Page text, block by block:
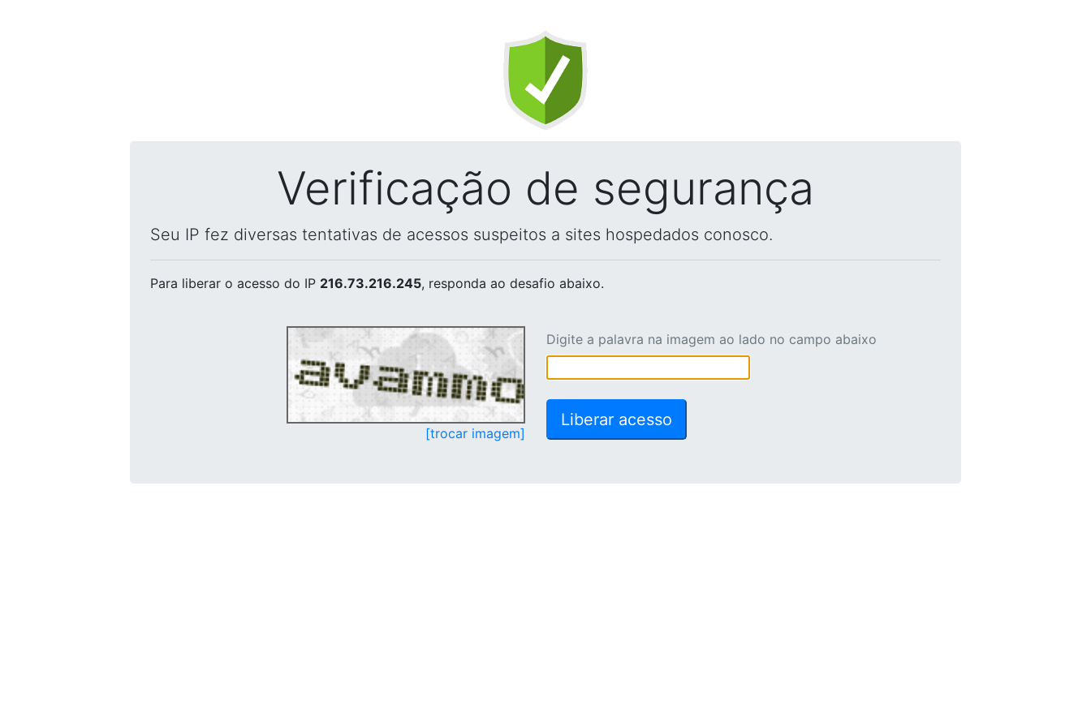
Verificação de segurança
Seu IP fez diversas tentativas de acessos suspeitos a sites hospedados conosco.
Para liberar o acesso do IP 216.73.216.245, responda ao desafio abaixo.
[trocar imagem]
Digite a palavra na imagem ao lado no campo abaixo